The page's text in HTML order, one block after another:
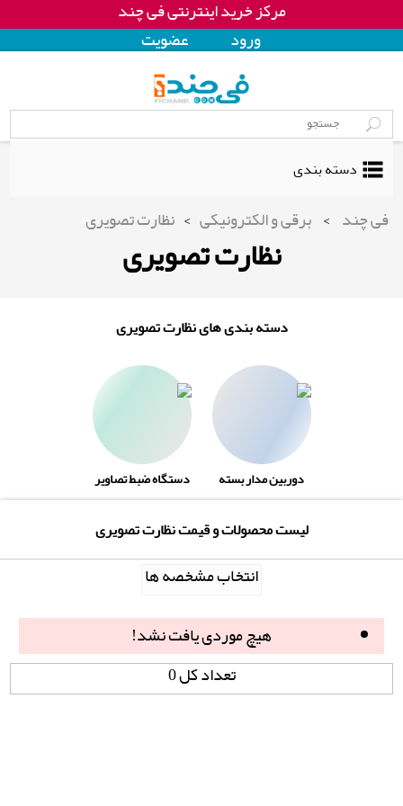
مرکز خرید اینترنتی فی چند
ورود
عضويت
دسته بندی
فی چند > برقی و الکترونیکی > نظارت تصویری
نظارت تصویری
دسته بندی های نظارت تصویری
دوربین مدار بسته دستگاه ضبط تصاویر
لیست محصولات و قیمت نظارت تصویری
انتخاب مشخصه ها
هیچ موردی یافت نشد!
تعداد کل 0